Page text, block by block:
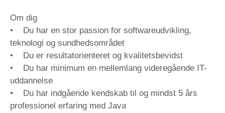
Om dig
• Du har en stor passion for softwareudvikling,
teknologi og sundhedsområdet
• Du er resultatorienteret og kvalitetsbevidst
• Du har minimum en mellemlang videregående IT-
uddannelse
• Du har indgående kendskab til og mindst 5 års
professionel erfaring med Java